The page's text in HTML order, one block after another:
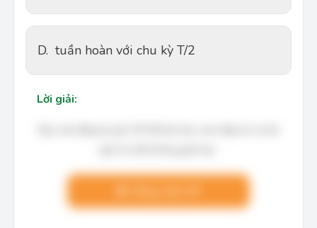
D. tuần hoàn với chu kỳ T/2
Lời giải: